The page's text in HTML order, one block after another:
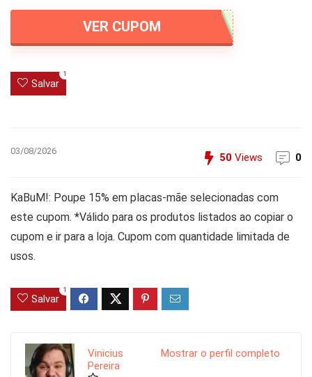
VER CUPOM
Salvar
1
03/08/2026
50 Views 0
KaBuM!: Poupe 15% em placas-mãe selecionadas com
este cupom. *Válido para os produtos listados ao copiar o
cupom e ir para a loja. Cupom com quantidade limitada de
usos.
Salvar
1
Mostrar o perfil completo
Vinicius
Pereira